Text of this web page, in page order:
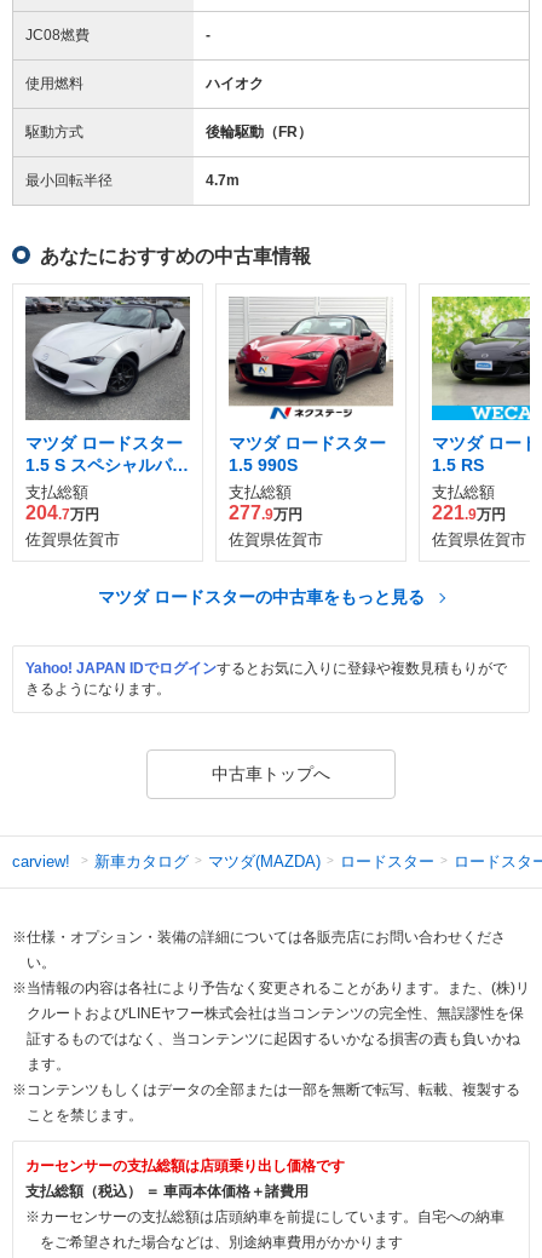
JC08燃費 -
使用燃料 ハイオク
駆動方式 後輪駆動（FR）
最小回転半径 4.7m
あなたにおすすめの中古車情報
マツダ ロードスター
1.5 S スペシャルパッ
ケージ
支払総額
204.7万円
佐賀県佐賀市
マツダ ロードスター
1.5 990S
支払総額
277.9万円
佐賀県佐賀市
マツダ ロー
1.5 RS
支払総額
221.9万円
佐賀県佐賀市
マツダ ロードスターの中古車をもっと見る
Yahoo! JAPAN IDでログインするとお気に入りに登録や複数見積もりがで
きるようになります。
中古車トップへ
carview! 新車カタログ マツダ(MAZDA) ロードスター ロードスタ
※仕様・オプション・装備の詳細については各販売店にお問い合わせくださ
い。
※当情報の内容は各社により予告なく変更されることがあります。また、(株)リ
クルートおよびLINEヤフー株式会社は当コンテンツの完全性、無誤謬性を保
証するものではなく、当コンテンツに起因するいかなる損害の責も負いかね
ます。
※コンテンツもしくはデータの全部または一部を無断で転写、転載、複製する
ことを禁じます。
カーセンサーの支払総額は店頭乗り出し価格です
支払総額（税込） ＝ 車両本体価格＋諸費用
※カーセンサーの支払総額は店頭納車を前提にしています。自宅への納車
をご希望された場合などは、別途納車費用がかかります